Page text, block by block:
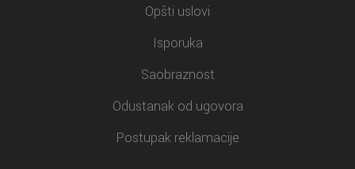
Opšti uslovi
Isporuka
Saobraznost
Odustanak od ugovora
Postupak reklamacije